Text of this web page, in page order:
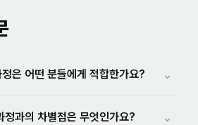
은 어떤 분들에게 적합한가요? ⌄
정과의 차별점은 무엇인가요? ⌄